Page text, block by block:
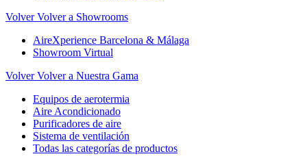
Volver Volver a Showrooms
AireXperience Barcelona & Málaga
Showroom Virtual
Volver Volver a Nuestra Gama
Equipos de aerotermia
Aire Acondicionado
Purificadores de aire
Sistema de ventilación
Todas las categorías de productos